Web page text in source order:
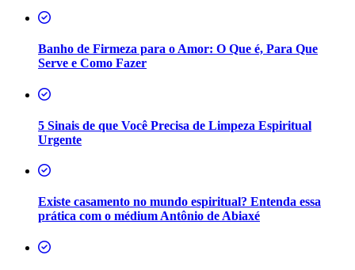
Banho de Firmeza para o Amor: O Que é, Para Que
Serve e Como Fazer
5 Sinais de que Você Precisa de Limpeza Espiritual
Urgente
Existe casamento no mundo espiritual? Entenda essa
prática com o médium Antônio de Abiaxé